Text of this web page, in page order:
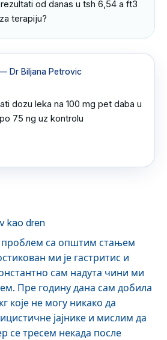
od danas u tsh 6,54 a ft3
terapiju?
Dr Biljana Petrovic
dozu leka na 100 mg pet daba u
75 ng uz kontrolu
kao dren
са општим стањем
ми је гастритис и
сам надута чини ми
Пре годину дана сам добила
које не могу никако да
јајнике и мислим да
се тресем некада после